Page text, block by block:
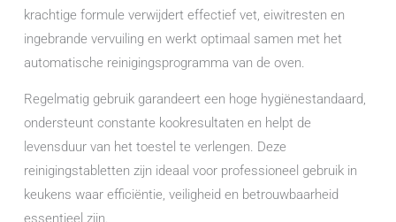
krachtige formule verwijdert effectief vet, eiwitresten en
ingebrande vervuiling en werkt optimaal samen met het
automatische reinigingsprogramma van de oven.
Regelmatig gebruik garandeert een hoge hygiënestandaard,
ondersteunt constante kookresultaten en helpt de
levensduur van het toestel te verlengen. Deze
reinigingstabletten zijn ideaal voor professioneel gebruik in
keukens waar efficiëntie, veiligheid en betrouwbaarheid
essentieel zijn.